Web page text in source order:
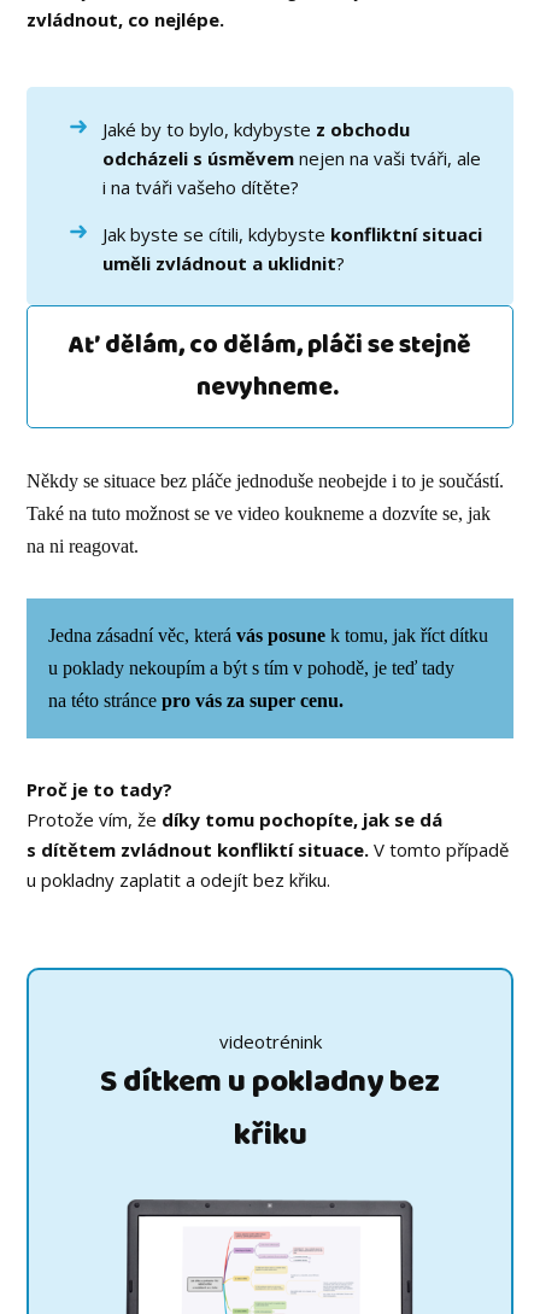
zvládnout, co nejlépe.
Jaké by to bylo, kdybyste z obchodu
odcházeli s úsměvem nejen na vaši tváři, ale
i na tváři vašeho dítěte?
Jak byste se cítili, kdybyste konfliktní situaci
uměli zvládnout a uklidnit?
Ať dělám, co dělám, pláči se stejně
nevyhneme.
Někdy se situace bez pláče jednoduše neobejde i to je součástí.
Také na tuto možnost se ve video koukneme a dozvíte se, jak
na ni reagovat.
Jedna zásadní věc, která vás posune k tomu, jak říct dítku
u poklady nekoupím a být s tím v pohodě, je teď tady
na této stránce pro vás za super cenu.
Proč je to tady?
Protože vím, že díky tomu pochopíte, jak se dá
s dítětem zvládnout konfliktí situace. V tomto případě
u pokladny zaplatit a odejít bez křiku.
videotrénink
S dítkem u pokladny bez
křiku